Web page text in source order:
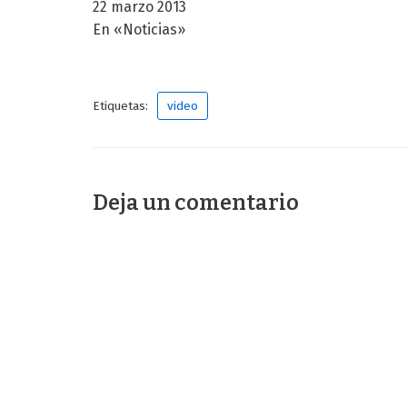
22 marzo 2013
En «Noticias»
Etiquetas: video
Deja un comentario